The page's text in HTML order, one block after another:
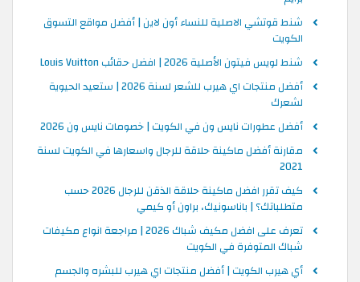
شنط قوتشي الاصلية للنساء أون لاين | أفضل مواقع التسوق
الكويت
شنط لويس فيتون الأصلية 2026 | افضل حقائب Louis Vuitton
أفضل منتجات اي هيرب للشعر لسنة 2026 | ستعيد الحيوية
لشعرك
أفضل عطورات نايس ون في الكويت | خصومات نايس ون 2026
مقارنة أفضل ماكينة حلاقة للرجال واسعارها في الكويت لسنة
2021
كيف تقرر افضل ماكينة حلاقة الذقن للرجال 2026 حسب
متطلباتك؟ | باناسونيك، براون أو كيمي
تعرف على افضل مكيف شباك 2026 | مراجعة انواع مكيفات
شباك المتوفرة في الكويت
أي هيرب الكويت | أفضل منتجات اي هيرب للبشره والجسم